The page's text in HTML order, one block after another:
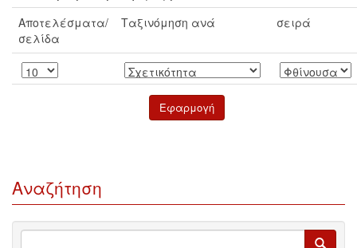
Αποτελέσματα/
σελίδα
Ταξινόμηση ανά σειρά
Αναζήτηση